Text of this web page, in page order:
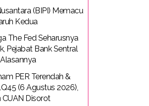
(BIPI) Memacu
Kedua
The Fed Seharusnya
Pejabat Bank Sentral
PER Terendah &
(6 Agustus 2026),
CUAN Disorot